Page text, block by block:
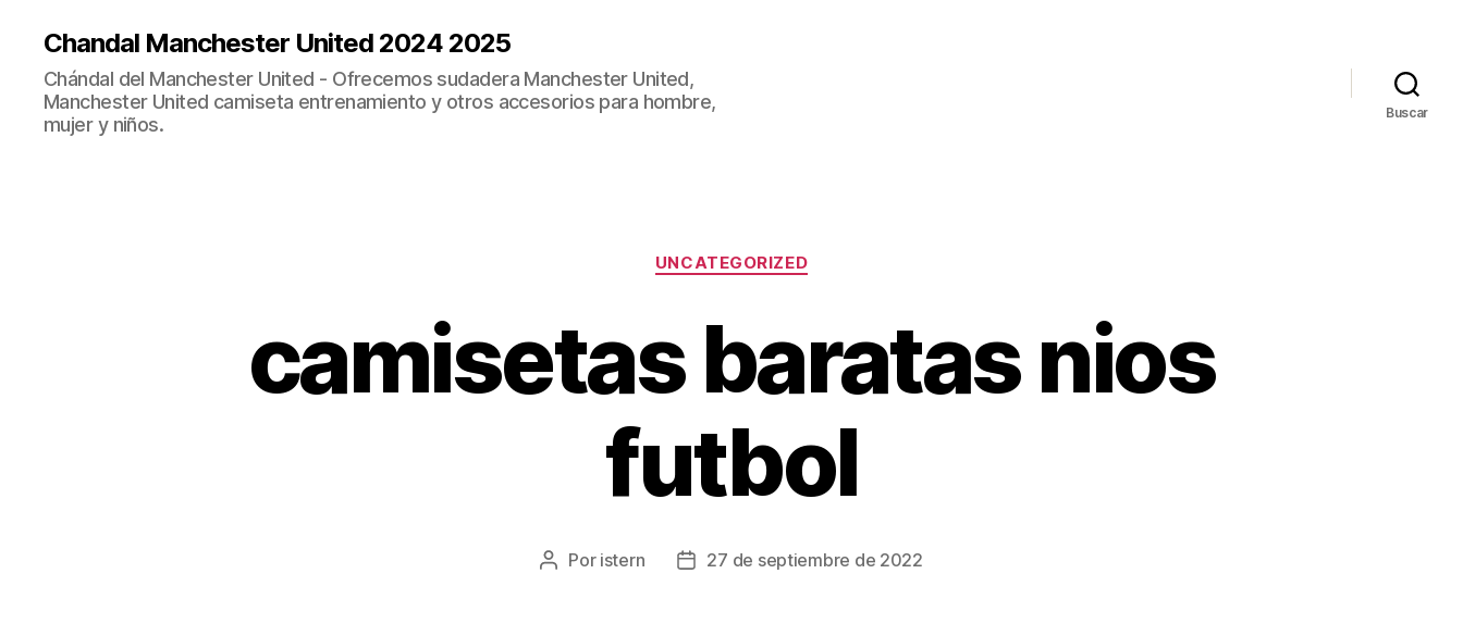
Chandal Manchester United 2024 2025
Chándal del Manchester United - Ofrecemos sudadera Manchester United,
Manchester United camiseta entrenamiento y otros accesorios para hombre,
mujer y niños.
Buscar
Categorías
UNCATEGORIZED
camisetas baratas nios
futbol
Autor
Por istern
Fecha27 de septiembre de 2022